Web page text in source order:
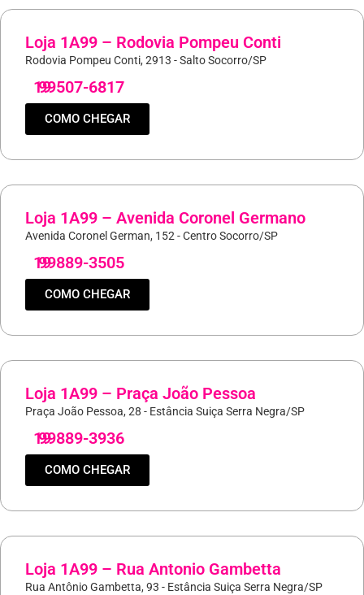
Loja 1A99 – Rodovia Pompeu Conti
Rodovia Pompeu Conti, 2913 - Salto Socorro/SP
19
99507-6817
COMO CHEGAR
Loja 1A99 – Avenida Coronel Germano
Avenida Coronel German, 152 - Centro Socorro/SP
19
99889-3505
COMO CHEGAR
Loja 1A99 – Praça João Pessoa
Praça João Pessoa, 28 - Estância Suiça Serra Negra/SP
19
99889-3936
COMO CHEGAR
Loja 1A99 – Rua Antonio Gambetta
Rua Antônio Gambetta, 93 - Estância Suiça Serra Negra/SP